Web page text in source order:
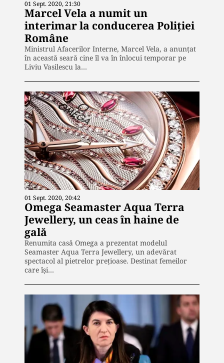
01 Sept. 2020, 21:30
Marcel Vela a numit un
interimar la conducerea Poliției
Române
Ministrul Afacerilor Interne, Marcel Vela, a anunțat
în această seară cine îl va în înlocui temporar pe
Liviu Vasilescu la…
01 Sept. 2020, 20:42
Omega Seamaster Aqua Terra
Jewellery, un ceas în haine de
gală
Renumita casă Omega a prezentat modelul
Seamaster Aqua Terra Jewellery, un adevărat
spectacol al pietrelor prețioase. Destinat femeilor
care își…